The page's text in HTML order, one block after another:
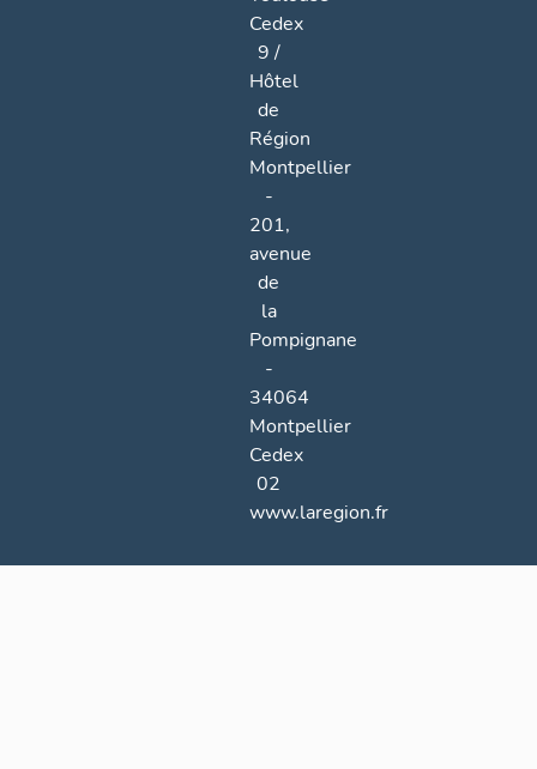
Cedex
9 /
Hôtel
de
Région
Montpellier
-
201,
avenue
de
la
Pompignane
-
34064
Montpellier
Cedex
02
www.laregion.fr